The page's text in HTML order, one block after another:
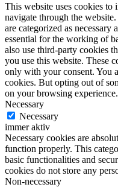
This website uses cookies
navigate through the
are categorized as necessary
essential for the working of
also use third-party cookies
you use this website. These
only with your consent. You
cookies. But opting out of
on your browsing experience.
Necessary
Necessary
immer aktiv
Necessary cookies are
function properly. This
basic functionalities and
cookies do not store any
Non-necessary